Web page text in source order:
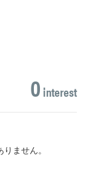
0 interest
ません。